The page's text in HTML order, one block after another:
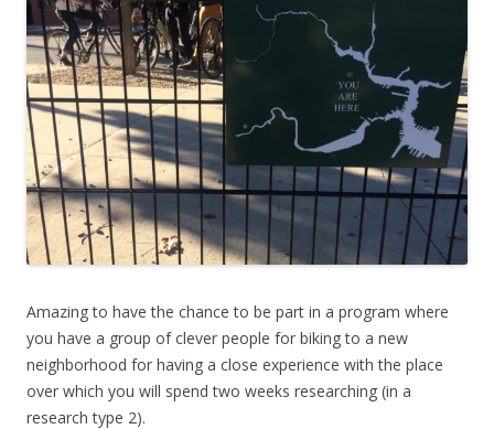
Amazing to have the chance to be part in a program where
you have a group of clever people for biking to a new
neighborhood for having a close experience with the place
over which you will spend two weeks researching (in a
research type 2).